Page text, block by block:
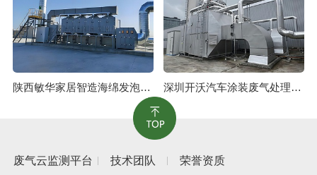
陕西敏华家居智造海绵发泡废气治理工程 深圳开沃汽车涂装废气处理工程
废气云监测平台 技术团队 荣誉资质